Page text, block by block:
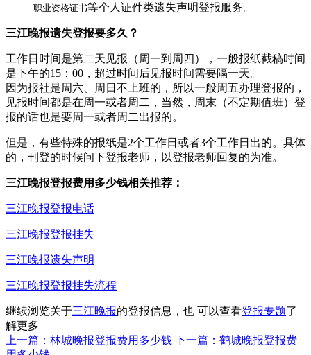
职业资格证书等个人证件类遗失声明登报服务。
三江晚报遗失登报要多久？
工作日时间是第二天见报（周一到周四），一般报纸截稿时间
是下午的15：00，超过时间后见报时间需要隔一天。
因为报社是周六、周日不上班的，所以一般周五办理登报的，
见报时间都是在周一或者周二，当然，周末（不定期值班）登
报的话也是要周一或者周二出报的。
但是，有些特殊的报纸是2个工作日或者3个工作日出的。具体
的，刊登的时候问下登报老师，以登报老师回复的为准。
三江晚报登报费用多少钱相关推荐：
三江晚报登报电话
三江晚报登报挂失
三江晚报遗失声明
三江晚报登报挂失流程
继续浏览关于三江晚报的登报信息，也 可以查看登报专题了
解更多
上一篇：林城晚报登报费用多少钱 下一篇：鹤城晚报登报费